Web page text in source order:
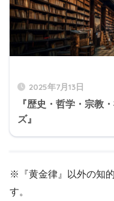
2025年7月13日
『歴史・哲学・宗教
ズ』
※『黄金律』以外の知
す。